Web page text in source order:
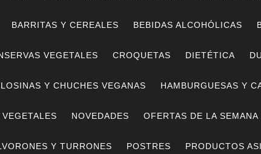
BARRITAS Y CEREALES BEBIDAS ALCOHÓLICAS
VEGETALES CROQUETAS DIETÉTICA
Y CHUCHES VEGANAS HAMBURGUESAS Y
VEGETALES NOVEDADES OFERTAS DE LA SEMANA
Y TURRONES POSTRES PRODUCTOS